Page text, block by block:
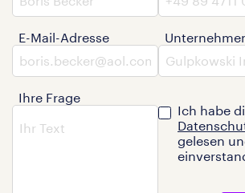
E-Mail-Adresse
Ihre Frage
Ich habe
gelesen